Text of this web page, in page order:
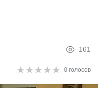
161
★★★★★
★★★★★ 0 голосов